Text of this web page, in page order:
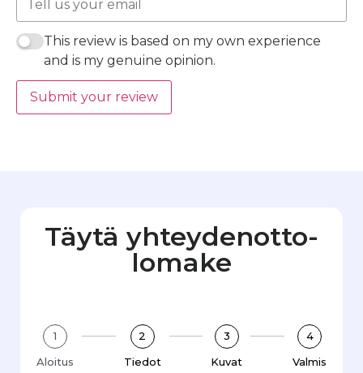
This review is based on my own experience
and is my genuine opinion.
Submit your review
Täytä yhteydenotto­
lomake
1
Aloitus
2
Tiedot
3
Kuvat
4
Valmis